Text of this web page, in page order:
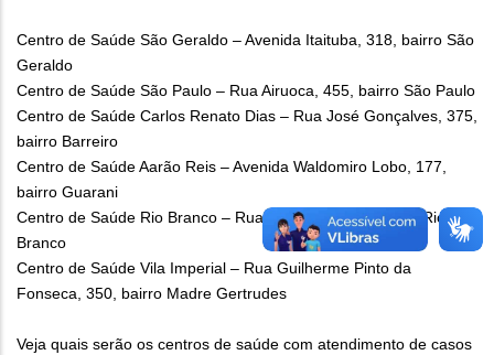
Centro de Saúde São Geraldo – Avenida Itaituba, 318, bairro São
Geraldo
Centro de Saúde São Paulo – Rua Airuoca, 455, bairro São Paulo
Centro de Saúde Carlos Renato Dias – Rua José Gonçalves, 375,
bairro Barreiro
Centro de Saúde Aarão Reis – Avenida Waldomiro Lobo, 177,
bairro Guarani
Centro de Saúde Rio Branco – Rua Crisanto Muniz, 120 - Rio
Branco
Centro de Saúde Vila Imperial – Rua Guilherme Pinto da
Fonseca, 350, bairro Madre Gertrudes
Veja quais serão os centros de saúde com atendimento de casos